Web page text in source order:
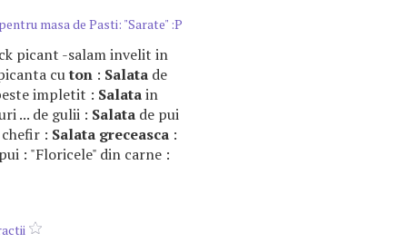
masa de Pasti: "Sarate" :P
picant -salam invelit in
cuton : Salata de
impletit : Salatain
... de gulii : Salata de pui
: Salata greceasca :
: "Floricele" din carne :